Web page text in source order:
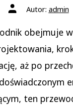
Autor
wpisuAutor: admin
obejmuje
aż po
ten